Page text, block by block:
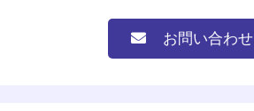
お問い合わせ